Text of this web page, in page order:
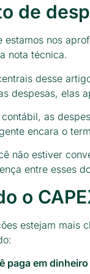
de
estamos nos
nota técnica.
desse
despesas, elas
as
encara o
não estiver
entre esses
o
estejam mais
paga em